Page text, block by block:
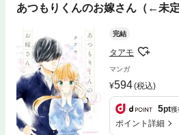
あつもりくんのお嫁さん（←未定
完結
タアモ
マンガ
594(税込)
5pt獲
ポイント詳細